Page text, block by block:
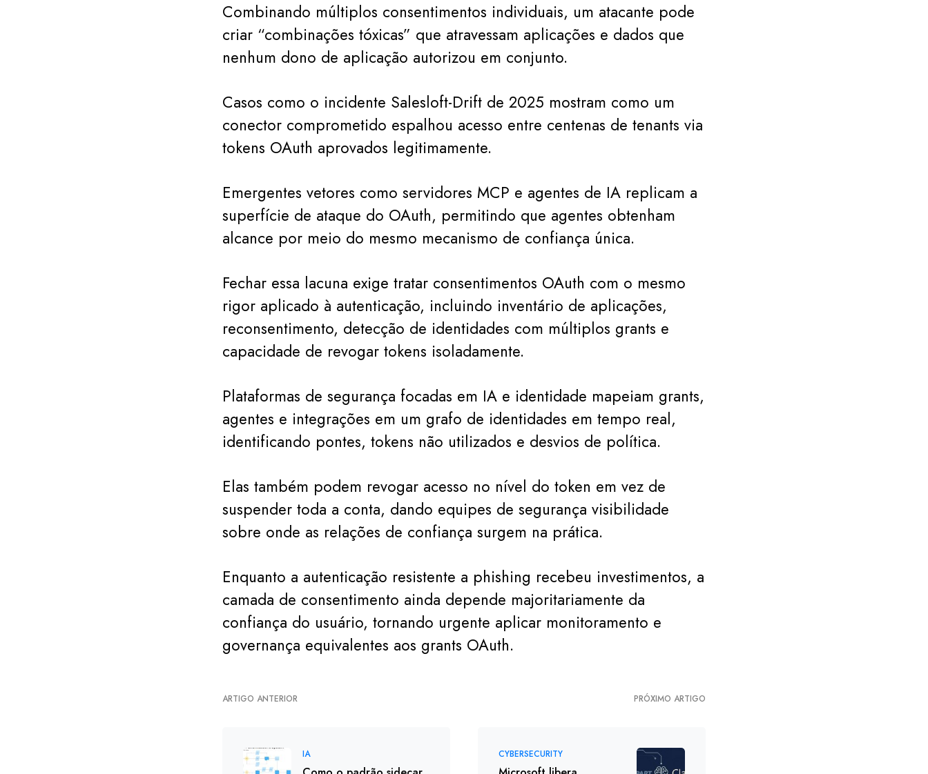
Combinando múltiplos consentimentos individuais, um atacante pode
criar “combinações tóxicas” que atravessam aplicações e dados que
nenhum dono de aplicação autorizou em conjunto.
Casos como o incidente Salesloft-Drift de 2025 mostram como um
conector comprometido espalhou acesso entre centenas de tenants via
tokens OAuth aprovados legitimamente.
Emergentes vetores como servidores MCP e agentes de IA replicam a
superfície de ataque do OAuth, permitindo que agentes obtenham
alcance por meio do mesmo mecanismo de confiança única.
Fechar essa lacuna exige tratar consentimentos OAuth com o mesmo
rigor aplicado à autenticação, incluindo inventário de aplicações,
reconsentimento, detecção de identidades com múltiplos grants e
capacidade de revogar tokens isoladamente.
Plataformas de segurança focadas em IA e identidade mapeiam grants,
agentes e integrações em um grafo de identidades em tempo real,
identificando pontes, tokens não utilizados e desvios de política.
Elas também podem revogar acesso no nível do token em vez de
suspender toda a conta, dando equipes de segurança visibilidade
sobre onde as relações de confiança surgem na prática.
Enquanto a autenticação resistente a phishing recebeu investimentos, a
camada de consentimento ainda depende majoritariamente da
confiança do usuário, tornando urgente aplicar monitoramento e
governança equivalentes aos grants OAuth.
ARTIGO ANTERIOR
IA
PRÓXIMO ARTIGO
CYBERSECURITY